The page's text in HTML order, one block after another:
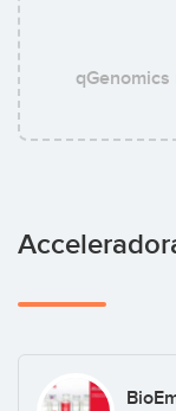
qGenomics